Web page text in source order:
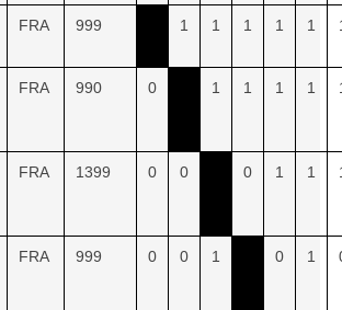
FRA 999 1 1 1 1 1
FRA 990 0 1 1 1 1
FRA 1399 0 0 0 1 1
FRA 999 0 0 1 0 1